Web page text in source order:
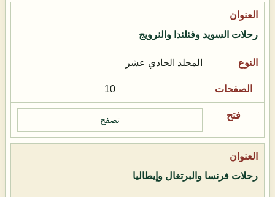
رحلات السويد وفنلندا والنرويج
المجلد الحادي عشر
10
تصفح
رحلات فرنسا والبرتغال وإيطاليا